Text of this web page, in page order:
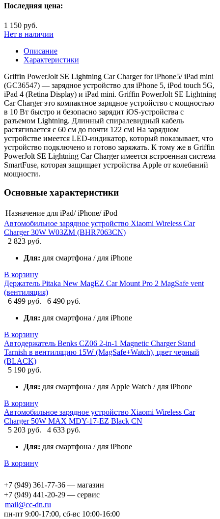
Последняя цена:
1 150 руб.
Нет в наличии
Описание
Характеристики
Griffin PowerJolt SE Lightning Car Charger for iPhone5/ iPad mini
(GC36547) — зарядное устройство для iPhone 5, iPod touch 5G,
iPad 4 (Retina Display) и iPad mini. Griffin PowerJolt SE Lightning
Car Charger это компактное зарядное устройство с мощностью
в 10 Вт быстро и безопасно зарядит iOS-устройства с
разъемом Lightning. Длинный спиралевидный кабель
растягивается с 60 см до почти 122 см! На зарядном
устройстве имеется LED-индикатор, который показывает, что
устройство подключено и готово заряжать. К тому же в Griffin
PowerJolt SE Lightning Car Charger имеется встроенная система
SmartFuse, которая защищает устройства Apple от колебаний
мощности.
Основные характеристики
Назначение для iPad/ iPhone/ iPod
Автомобильное зарядное устройство Xiaomi Wireless Car
Charger 30W W03ZM (BHR7063CN)
2 823 руб.
Для: для смартфона / для iPhone
В корзину
Держатель Pitaka New MagEZ Car Mount Pro 2 MagSafe vent
(вентиляция)
6 499 руб.
6 490 руб.
Для: для смартфона / для iPhone
В корзину
Автодержатель Benks CZ06 2-in-1 Magnetic Charger Stand
Tarnish в вентиляцию 15W (MagSafe+Watch), цвет черный
(BLACK)
5 190 руб.
Для: для смартфона / для Apple Watch / для iPhone
В корзину
Автомобильное зарядное устройство Xiaomi Wireless Car
Charger 50W MAX MDY-17-EZ Black CN
5 203 руб.
4 633 руб.
Для: для смартфона / для iPhone
В корзину
+7 (949) 361-77-36 — магазин
+7 (949) 441-20-29 — сервис
mail@cc-dn.ru
пн-пт 9:00-17:00, сб-вс 10:00-16:00